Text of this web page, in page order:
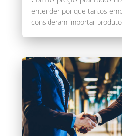
entender por que tantos
consideram importar